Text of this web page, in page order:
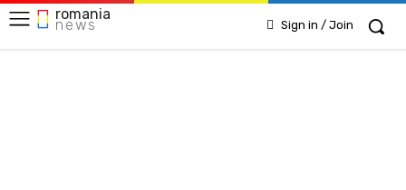
romania
news Sign in / Join